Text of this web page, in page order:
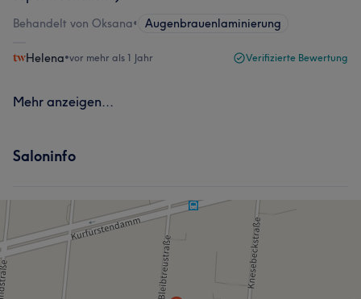
Behandelt von Oksana• Augenbrauenlaminierung
Helena•vor mehr als 1 Jahr Verifizierte Bewertung
Mehr anzeigen...
Saloninfo